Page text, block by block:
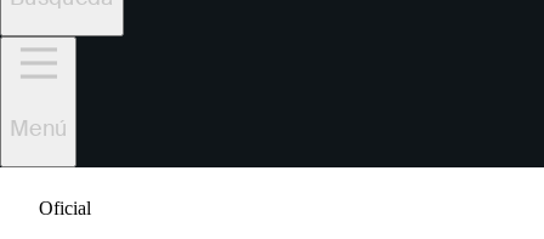
Menú
Oficial
DylanFrittelli